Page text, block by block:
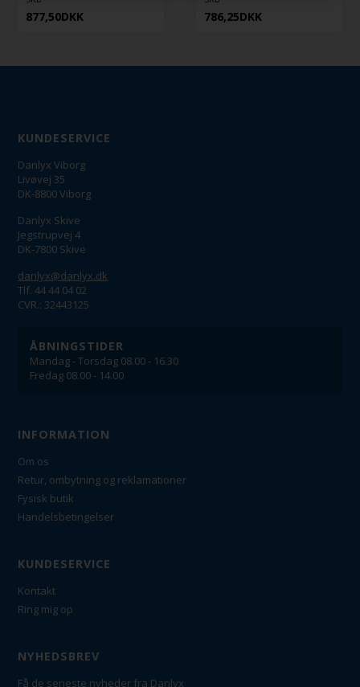
877,50DKK 786,25DKK
KUNDESERVICE
Danlyx Viborg
Livøvej 35
DK-8800 Viborg
Danlyx Skive
Jegstrupvej 4
DK-7800 Skive
danlyx@danlyx.dk
Tlf. 44 44 04 02
CVR.: 32443125
ÅBNINGSTIDER
Mandag - Torsdag 08.00 - 16.30
Fredag 08.00 - 14.00
INFORMATION
Om os
Retur, ombytning og reklamationer
Fysisk butik
Handelsbetingelser
KUNDESERVICE
Kontakt
Ring mig op
NYHEDSBREV
Få de seneste nyheder fra Danlyx